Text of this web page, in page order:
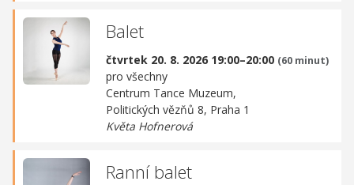
Balet
čtvrtek 20. 8. 2026 19:00–20:00 (60 minut)
pro všechny
Centrum Tance Muzeum,
Politických vězňů 8, Praha 1
Květa Hofnerová
Ranní balet